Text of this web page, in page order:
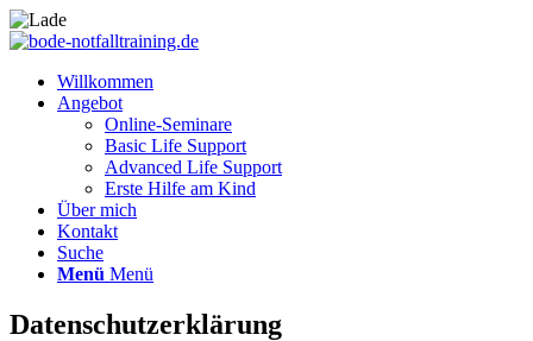
Willkommen
Angebot
Online-Seminare
Basic Life Support
Advanced Life Support
Erste Hilfe am Kind
Über mich
Kontakt
Suche
Menü Menü
Datenschutz­erklärung